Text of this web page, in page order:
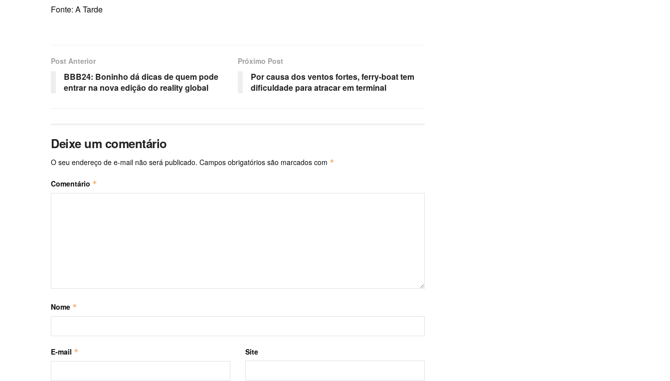
Fonte: A Tarde
Post Anterior
BBB24: Boninho dá dicas de quem pode
entrar na nova edição do reality global
Próximo Post
Por causa dos ventos fortes, ferry-boat tem
dificuldade para atracar em terminal
Deixe um comentário
O seu endereço de e-mail não será publicado. Campos obrigatórios são marcados com *
Comentário *
Nome *
E-mail * Site